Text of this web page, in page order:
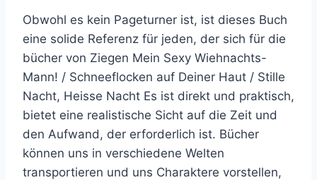
Obwohl es kein Pageturner ist, ist dieses Buch
eine solide Referenz für jeden, der sich für die
bücher von Ziegen Mein Sexy Wiehnachts-
Mann! / Schneeflocken auf Deiner Haut / Stille
Nacht, Heisse Nacht Es ist direkt und praktisch,
bietet eine realistische Sicht auf die Zeit und
den Aufwand, der erforderlich ist. Bücher
können uns in verschiedene Welten
transportieren und uns Charaktere vorstellen,